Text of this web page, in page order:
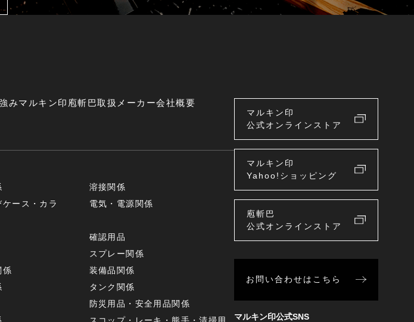
みマルキン印 庖斬巴取扱メーカー会社概要
ース・カラ
係
溶接関係
電気・電源関係
確認用品
スプレー関係
装備品関係
タンク関係
防災用品・安全用品関係
スコップ・レーキ・熊手・清掃用
マルキン印
公式オンラインストア
マルキン印
Yahoo!ショッピング
庖斬巴
公式オンラインストア
お問い合わせはこちら
マルキン印公式SNS